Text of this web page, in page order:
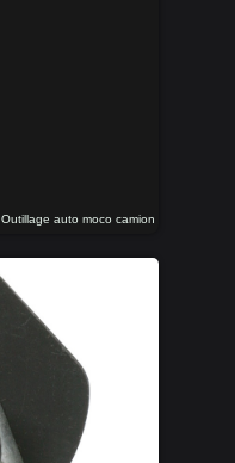
Outillage auto moco camion